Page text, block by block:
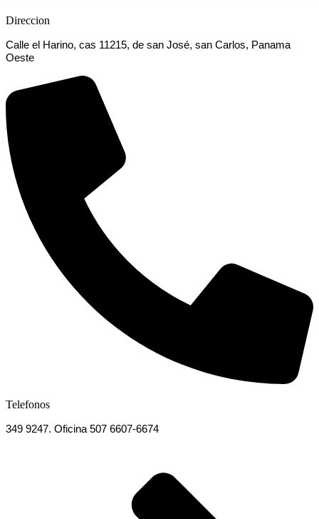
Direccion
Calle el Harino, cas 11215, de san José, san Carlos, Panama
Oeste
Telefonos
349 9247. Oficina 507 6607-6674